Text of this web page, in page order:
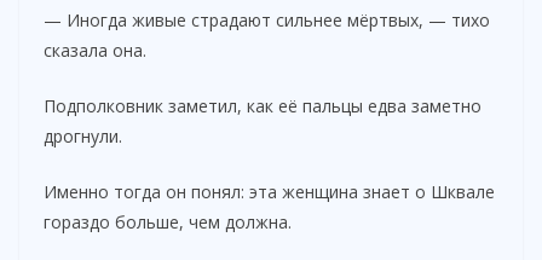
— Иногда живые страдают сильнее мёртвых, — тихо
сказала она.
Подполковник заметил, как её пальцы едва заметно
дрогнули.
Именно тогда он понял: эта женщина знает о Шквале
гораздо больше, чем должна.